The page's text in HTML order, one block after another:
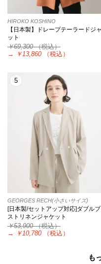
HIROKO KOSHINO
【日本製】ドレープテーラードジ
ット
￥69,300（税込）
→
￥13,860 （税込）
5
GEORGES RECH(小さいサイズ)
[日本製/セットアップ対応]ダブル
ストリネンジャケット
￥53,900（税込）
→
￥10,780 （税込）
も